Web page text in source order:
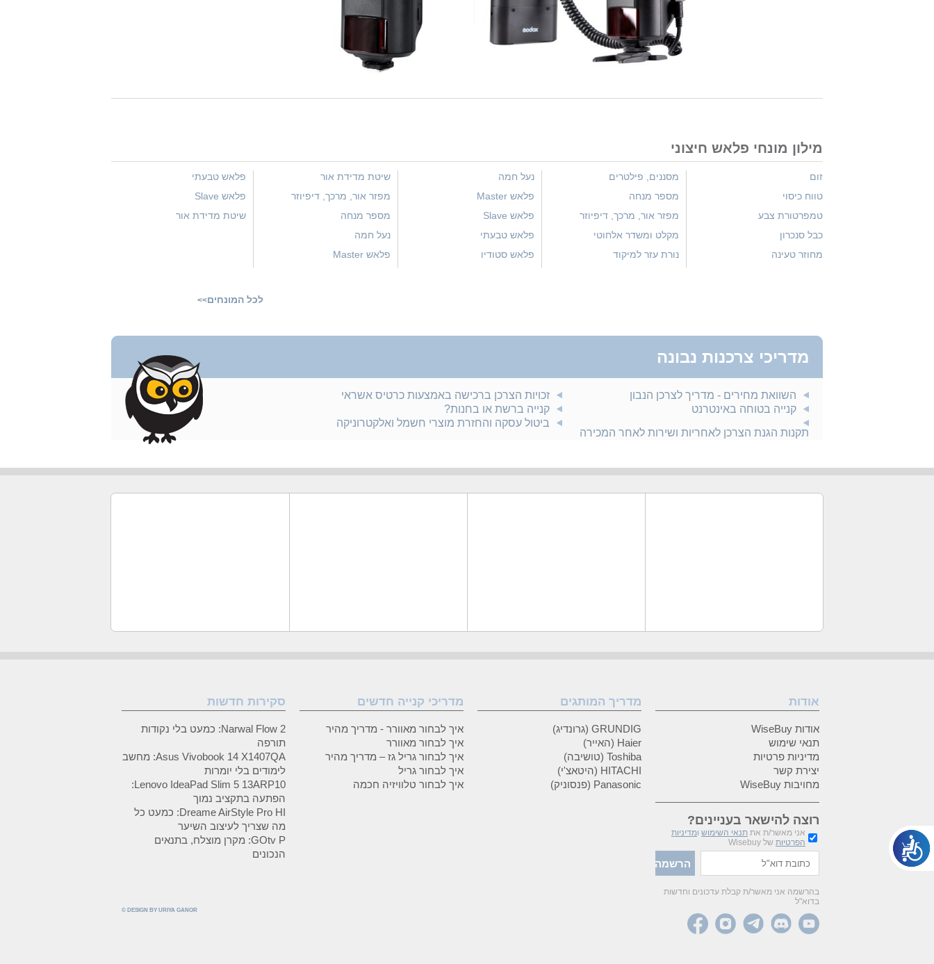
מילון מונחי פלאש חיצוני
זום
טווח כיסוי
טמפרטורת צבע
כבל סנכרון
מחוזר טעינה
מסננים, פילטרים
מספר מנחה
מפזר אור, מרכך, דיפיוזר
מקלט ומשדר אלחוטי
נורת עזר למיקוד
נעל חמה
פלאש Master
פלאש Slave
פלאש טבעתי
פלאש סטודיו
שיטת מדידת אור
מפזר אור, מרכך, דיפיוזר
מספר מנחה
נעל חמה
פלאש Master
פלאש טבעתי
פלאש Slave
שיטת מדידת אור
לכל המונחים>>
מדריכי צרכנות נבונה
השוואת מחירים - מדריך לצרכן הנבון
קנייה בטוחה באינטרנט
תקנות הגנת הצרכן לאחריות ושירות לאחר המכירה
זכויות הצרכן ברכישה באמצעות כרטיס אשראי
קנייה ברשת או בחנות?
ביטול עסקה והחזרת מוצרי חשמל ואלקטרוניקה
אודות
אודות WiseBuy
תנאי שימוש
מדיניות פרטיות
יצירת קשר
מחויבות WiseBuy
רוצה להישאר בעניינים?
אני מאשר/ת את תנאי השימוש ומדיניות
הפרטיות של Wisebuy
בהרשמה אני מאשר/ת קבלת עדכונים וחדשות
בדוא"ל
מדריך המותגים
GRUNDIG (גרונדיג)
Haier (האייר)
Toshiba (טושיבה)
HITACHI (היטאצ'י)
Panasonic (פנסוניק)
מדריכי קנייה חדשים
איך לבחור מאוורר - מדריך מהיר
איך לבחור מאוורר
איך לבחור גריל גז – מדריך מהיר
איך לבחור גריל
איך לבחור טלוויזיה חכמה
סקירות חדשות
Narwal Flow 2: כמעט בלי נקודות
תורפה
Asus Vivobook 14 X1407QA: מחשב
לימודים בלי יומרות
Lenovo IdeaPad Slim 5 13ARP10:
הפתעה בתקציב נמוך
Dreame AirStyle Pro HI: כמעט כל
מה שצריך לעיצוב השיער
GOtv P: מקרן מוצלח, בתנאים
הנכונים
© DESIGN BY URIYA GANOR